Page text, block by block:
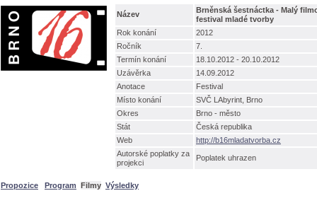
Název
Brněnská šestnáctka - Malý
festival mladé tvorby
Rok konání
2012
Ročník
7.
Termín konání
18.10.2012 - 20.10.2012
Uzávěrka
14.09.2012
Anotace
Festival
Místo konání
SVČ LAbyrint, Brno
Okres
Brno - město
Stát
Česká republika
Web
http://b16mladatvorba.cz
Autorské poplatky za
projekci
Poplatek uhrazen
Propozice Program Filmy Výsledky